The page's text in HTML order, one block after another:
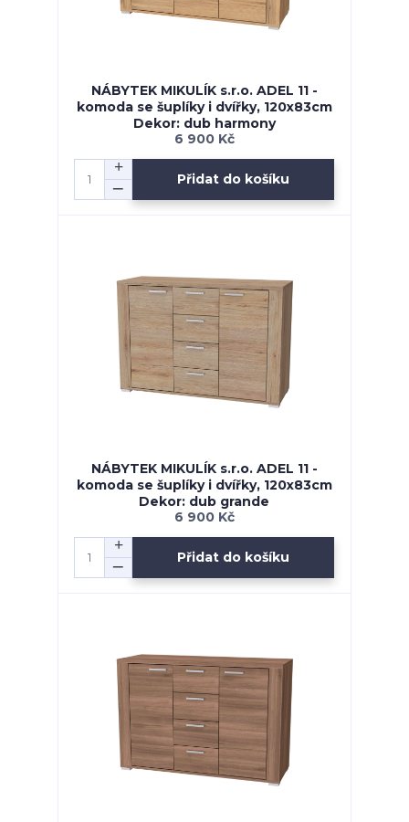
NÁBYTEK MIKULÍK s.r.o. ADEL 11 -
komoda se šuplíky i dvířky, 120x83cm
Dekor: dub harmony
6 900 Kč
Přidat do košíku
NÁBYTEK MIKULÍK s.r.o. ADEL 11 -
komoda se šuplíky i dvířky, 120x83cm
Dekor: dub grande
6 900 Kč
Přidat do košíku